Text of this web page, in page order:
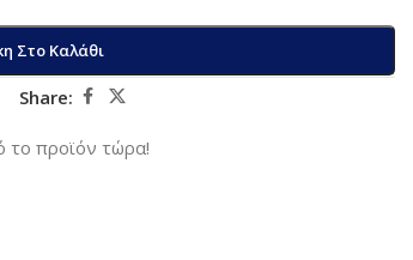
Στο Καλάθι
Share:
το προϊόν τώρα!